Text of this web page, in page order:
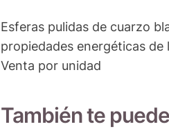
Esferas pulidas de cuarzo
propiedades energéticas
Venta por unidad
También te